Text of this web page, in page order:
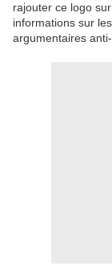
rajouter ce logo
informations sur
argumentaires